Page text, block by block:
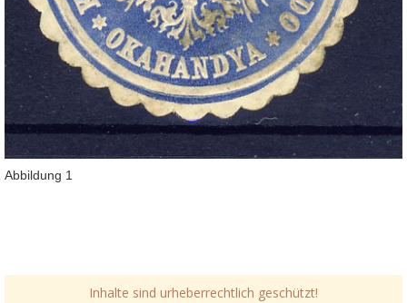
Abbildung 1
Inhalte sind urheberrechtlich geschützt!